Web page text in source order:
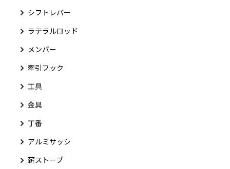
シフトレバー
ラテラルロッド
メンバー
牽引フック
工具
金具
丁番
アルミサッシ
薪ストーブ